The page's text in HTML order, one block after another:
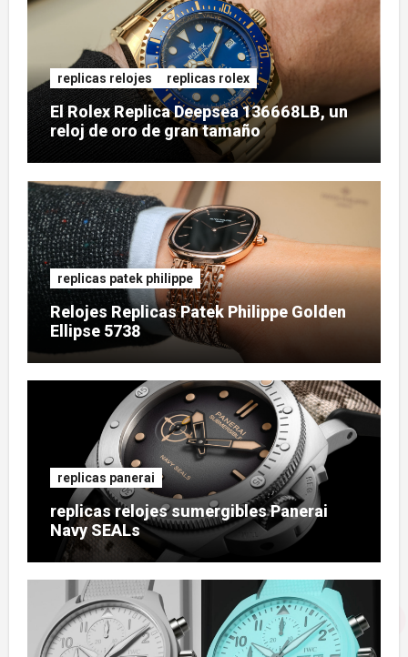
replicas relojes replicas rolex
El Rolex Replica Deepsea 136668LB, un
reloj de oro de gran tamaño
replicas patek philippe
Relojes Replicas Patek Philippe Golden
Ellipse 5738
replicas panerai
replicas relojes sumergibles Panerai
Navy SEALs